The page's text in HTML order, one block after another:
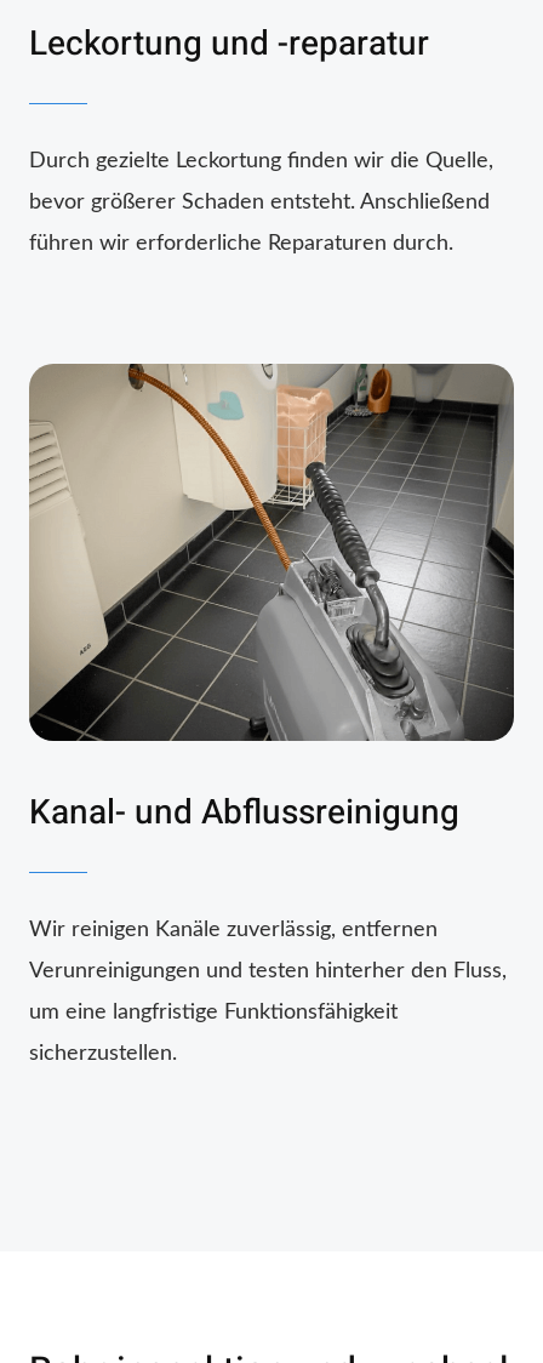
Leckortung und -reparatur
Durch gezielte Leckortung finden wir die Quelle,
bevor größerer Schaden entsteht. Anschließend
führen wir erforderliche Reparaturen durch.
Kanal- und Abflussreinigung
Wir reinigen Kanäle zuverlässig, entfernen
Verunreinigungen und testen hinterher den Fluss,
um eine langfristige Funktionsfähigkeit
sicherzustellen.